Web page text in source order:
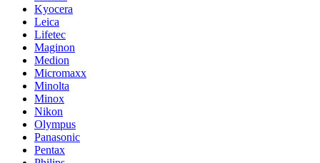
Kyocera
Leica
Lifetec
Maginon
Medion
Micromaxx
Minolta
Minox
Nikon
Olympus
Panasonic
Pentax